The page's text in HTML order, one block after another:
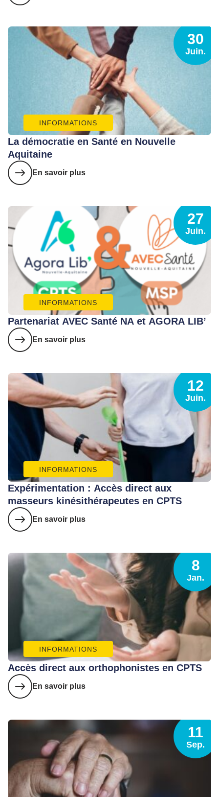
INFORMATIONS
La démocratie en Santé en Nouvelle
Aquitaine
En savoir plus
30
Juin.
INFORMATIONS
Partenariat AVEC Santé NA et AGORA LIB’
En savoir plus
27
Juin.
INFORMATIONS
Expérimentation : Accès direct aux
masseurs kinésithérapeutes en CPTS
En savoir plus
12
Juin.
INFORMATIONS
Accès direct aux orthophonistes en CPTS
En savoir plus
8
Jan.
11
Sep.